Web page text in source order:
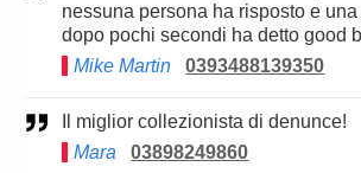
nessuna persona ha risposto e
dopo pochi secondi ha detto good
Mike Martin
0393488139350
Il miglior collezionista di denunce!
Mara
03898249860